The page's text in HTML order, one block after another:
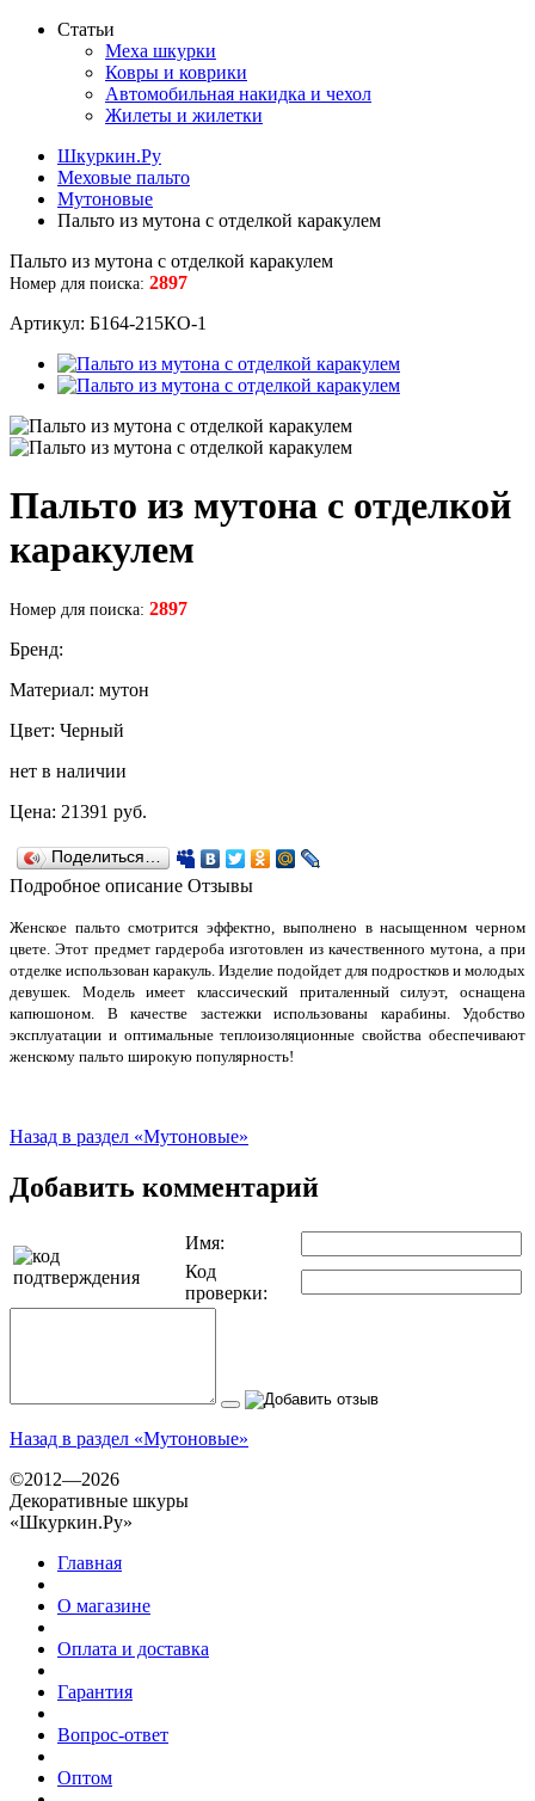
Статьи
Меха шкурки
Ковры и коврики
Автомобильная накидка и чехол
Жилеты и жилетки
Шкуркин.Ру
Меховые пальто
Мутоновые
Пальто из мутона с отделкой каракулем
Пальто из мутона с отделкой каракулем
Номер для поиска: 2897
Артикул: Б164-215КО-1
Пальто из мутона с отделкой
каракулем
Номер для поиска: 2897
Бренд:
Материал: мутон
Цвет: Черный
нет в наличии
Цена: 21391 руб.
Поделиться…
Подробное описание Отзывы
Женское пальто смотрится эффектно, выполнено в насыщенном черном
цвете. Этот предмет гардероба изготовлен из качественного мутона, а при
отделке использован каракуль. Изделие подойдет для подростков и молодых
девушек. Модель имеет классический приталенный силуэт, оснащена
капюшоном. В качестве застежки использованы карабины. Удобство
эксплуатации и оптимальные теплоизоляционные свойства обеспечивают
женскому пальто широкую популярность!
Назад в раздел «Мутоновые»
Добавить комментарий
Имя:
Код
проверки:
Назад в раздел «Мутоновые»
©2012—2026
Декоративные шкуры
«Шкуркин.Ру»
Главная
О магазине
Оплата и доставка
Гарантия
Вопрос-ответ
Оптом